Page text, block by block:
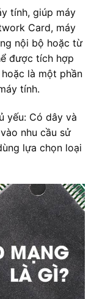
tính, giúp máy
Card, máy
nội bộ hoặc từ
được tích hợp
là một phần
tính.
yếu: Có dây và
nhu cầu sử
lựa chọn loại